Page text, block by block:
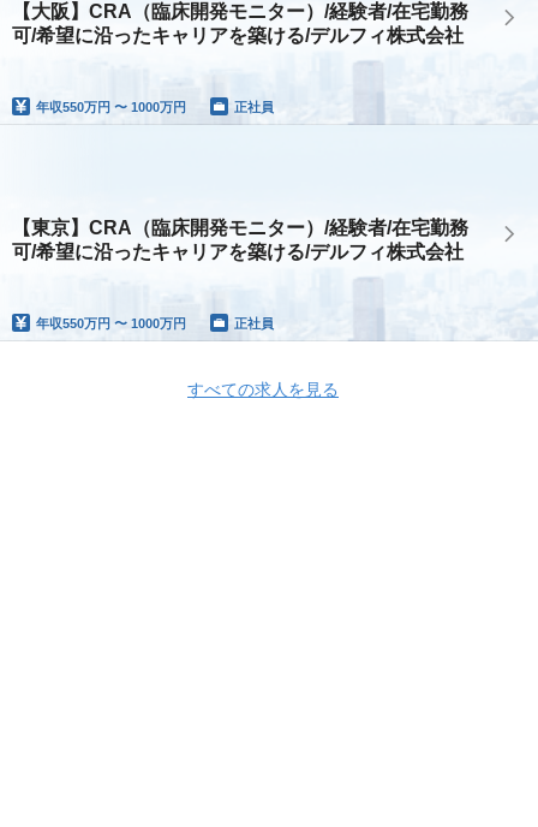
【大阪】CRA（臨床開発モニター）/経験者/在宅勤務
可/希望に沿ったキャリアを築ける/デルフィ株式会社
年収550万円 〜 1000万円 正社員
【東京】CRA（臨床開発モニター）/経験者/在宅勤務
可/希望に沿ったキャリアを築ける/デルフィ株式会社
年収550万円 〜 1000万円 正社員
すべての求人を見る